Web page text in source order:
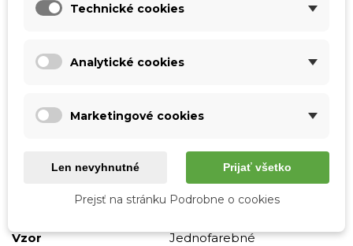
- Hĺbka 6 cm
Strieborná
Vzor
Jednofarebné
Technické cookies
Analytické cookies
Marketingové cookies
Len nevyhnutné Prijať všetko
Prejsť na stránku Podrobne o cookies